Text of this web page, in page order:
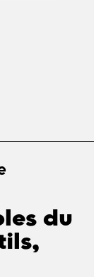
du